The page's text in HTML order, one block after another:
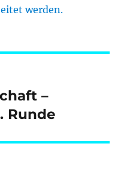
werden.
–
Runde